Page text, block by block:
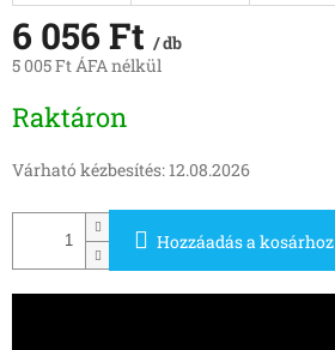
6 056 Ft / db
5 005 Ft ÁFA nélkül
Raktáron
Várható kézbesítés: 12.08.2026
Hozzáadás a kosárhoz